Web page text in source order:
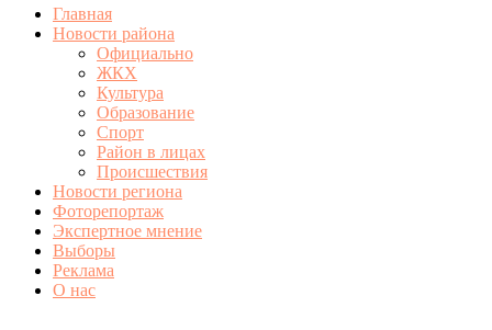
Главная
Новости района
Официально
ЖКХ
Культура
Образование
Спорт
Район в лицах
Происшествия
Новости региона
Фоторепортаж
Экспертное мнение
Выборы
Реклама
О нас